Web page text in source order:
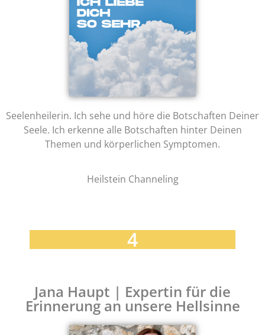
Seelenheilerin. Ich sehe und höre die Botschaften Deiner
Seele. Ich erkenne alle Botschaften hinter Deinen
Themen und körperlichen Symptomen.
Heilstein Channeling
4
Jana Haupt | Expertin für die
Erinnerung an unsere Hellsinne